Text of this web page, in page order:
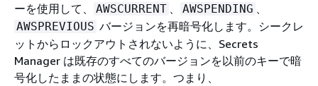
ーを使用して、
AWSCURRENT AWSPENDING
AWSPREVIOUS バージョンを再暗号化します。シークレ
ットからロックアウトされないように、Secrets
Manager は既存のすべてのバージョンを以前のキーで暗
号化したままの状態にします。つまり、